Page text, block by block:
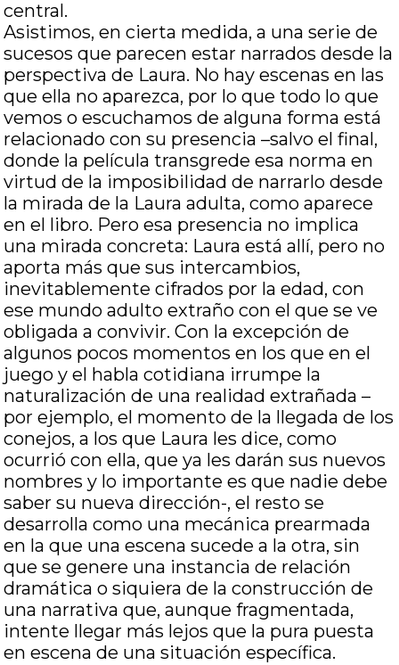
central.
Asistimos, en cierta medida, a una serie de
sucesos que parecen estar narrados desde la
perspectiva de Laura. No hay escenas en las
que ella no aparezca, por lo que todo lo que
vemos o escuchamos de alguna forma está
relacionado con su presencia –salvo el final,
donde la película transgrede esa norma en
virtud de la imposibilidad de narrarlo desde
la mirada de la Laura adulta, como aparece
en el libro. Pero esa presencia no implica
una mirada concreta: Laura está allí, pero no
aporta más que sus intercambios,
inevitablemente cifrados por la edad, con
ese mundo adulto extraño con el que se ve
obligada a convivir. Con la excepción de
algunos pocos momentos en los que en el
juego y el habla cotidiana irrumpe la
naturalización de una realidad extrañada –
por ejemplo, el momento de la llegada de los
conejos, a los que Laura les dice, como
ocurrió con ella, que ya les darán sus nuevos
nombres y lo importante es que nadie debe
saber su nueva dirección-, el resto se
desarrolla como una mecánica prearmada
en la que una escena sucede a la otra, sin
que se genere una instancia de relación
dramática o siquiera de la construcción de
una narrativa que, aunque fragmentada,
intente llegar más lejos que la pura puesta
en escena de una situación específica.